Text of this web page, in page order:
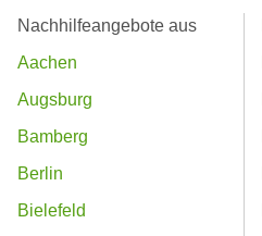
Nachhilfeangebote aus
Aachen
Augsburg
Bamberg
Berlin
Bielefeld